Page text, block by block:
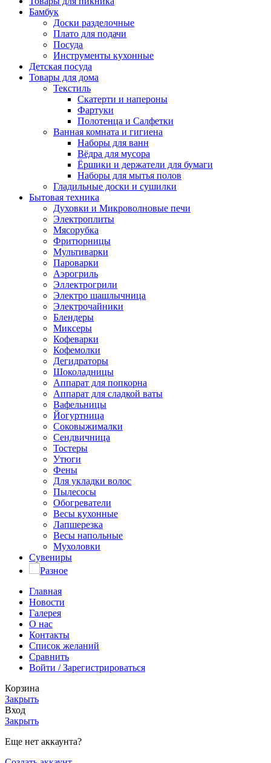
Бамбук
Доски разделочные
Плато для подачи
Посуда
Инструменты кухонные
Детская посуда
Товары для дома
Текстиль
Скатерти и напероны
Фартуки
Полотенца и Салфетки
Ванная комната и гигиена
Наборы для ванн
Вёдра для мусора
Ёршики и держатели для бумаги
Наборы для мытья полов
Гладильные доски и сушилки
Бытовая техника
Духовки и Микроволновые печи
Электроплиты
Мясорубка
Фритюрницы
Мультиварки
Пароварки
Аэрогриль
Эллектрогрили
Электро шашлычница
Электрочайники
Блендеры
Миксеры
Кофеварки
Кофемолки
Дегидраторы
Шоколадницы
Аппарат для попкорна
Аппарат для сладкой ваты
Вафельницы
Йогуртница
Соковыжималки
Сендвичница
Тостеры
Утюги
Фены
Для укладки волос
Пылесосы
Обогреватели
Весы кухонные
Лапшерезка
Весы напольные
Мухоловки
Сувениры
Разное
Главная
Новости
Галерея
О нас
Контакты
Список желаний
Сравнить
Войти / Зарегистрироваться
Корзина
Закрыть
Вход
Закрыть
Еще нет аккаунта?